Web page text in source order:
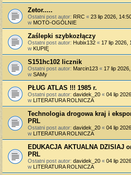
Zetor.....
Ostatni post autor: RRC « 23 lip 2026,
w MOTO-OGÓLNIE
Zaślepki szybkozłączy
Ostatni post autor: Hubix132 « 17 lip 2026,
w KUPIĘ
S151hc102 licznik
Ostatni post autor: Marcin123 « 17 lip
w SAMy
PŁUG ATLAS !!! 1985 r.
Ostatni post autor: davidek_20 « 04 lip
w LITERATURA ROLNICZA
Technologia drogowa kraj i
PRL
Ostatni post autor: davidek_20 « 04 lip
w LITERATURA ROLNICZA
EDUKACJA AKTUALNA DZISIAJ
PRL
Ostatni post autor: davidek_20 « 04 lip
w LITERATURA ROLNICZA